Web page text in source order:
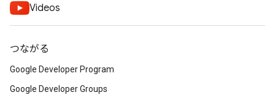
Videos
つながる
Google Developer Program
Google Developer Groups